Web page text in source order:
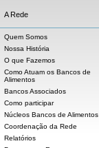
A Rede
Quem Somos
Nossa História
O que Fazemos
Como Atuam os Bancos de
Alimentos
Bancos Associados
Como participar
Núcleos Bancos de Alimentos
Coordenação da Rede
Relatórios